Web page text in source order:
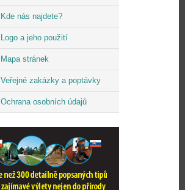
Kde nás najdete?
Logo a jeho použití
Mapa stránek
Veřejné zakázky a poptávky
Ochrana osobních údajů